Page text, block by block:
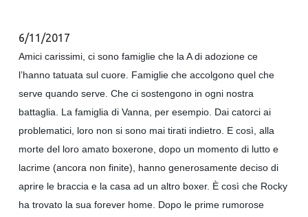
6/11/2017
Amici carissimi, ci sono famiglie che la A di adozione ce
l’hanno tatuata sul cuore. Famiglie che accolgono quel che
serve quando serve. Che ci sostengono in ogni nostra
battaglia. La famiglia di Vanna, per esempio. Dai catorci ai
problematici, loro non si sono mai tirati indietro. E così, alla
morte del loro amato boxerone, dopo un momento di lutto e
lacrime (ancora non finite), hanno generosamente deciso di
aprire le braccia e la casa ad un altro boxer. È così che Rocky
ha trovato la sua forever home. Dopo le prime rumorose